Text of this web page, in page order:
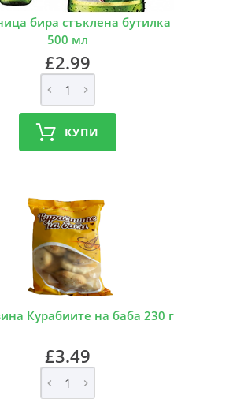
бира стъклена бутилка
500 мл
£2.99
КУПИ
Курабиите на баба 230 г
£3.49